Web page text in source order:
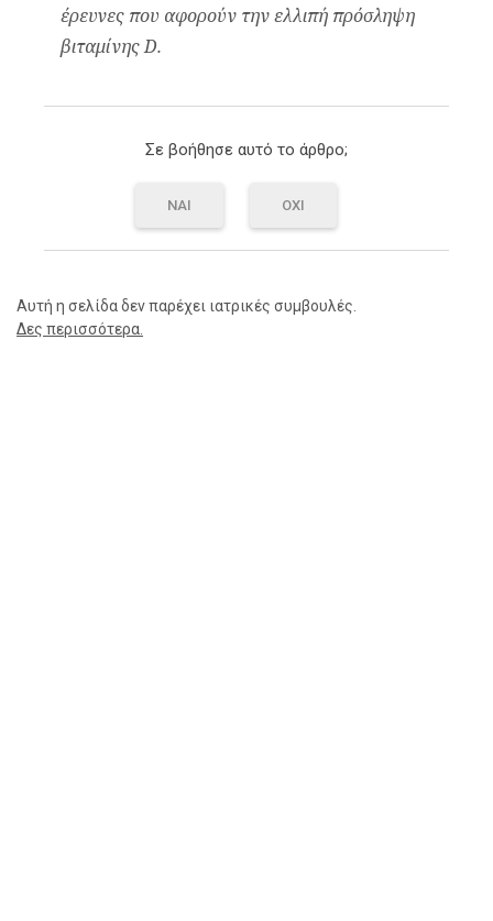
έρευνες που αφορούν την ελλιπή πρόσληψη
βιταμίνης D.
Σε βοήθησε αυτό το άρθρο;
ΝΑΙ ΟΧΙ
Αυτή η σελίδα δεν παρέχει ιατρικές συμβουλές.
Δες περισσότερα.